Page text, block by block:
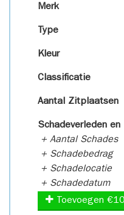
Merk
Type
Kleur
Classificatie
Aantal Zitplaatsen
Schadeverleden en
+ Aantal Schades
+ Schadebedrag
+ Schadelocatie
+ Schadedatum
Toevoegen €10